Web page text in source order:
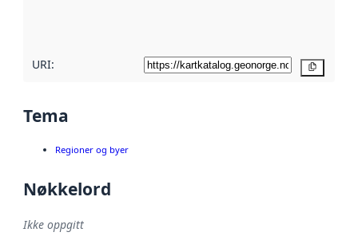
URI:
Tema
Regioner og byer
Nøkkelord
Ikke oppgitt